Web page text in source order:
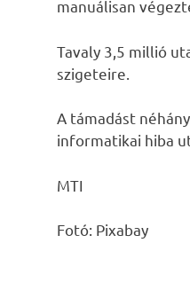
manuálisan
Tavaly 3,5 millió
szigeteire.
A támadást
informatikai hiba
MTI
Fotó: Pixabay